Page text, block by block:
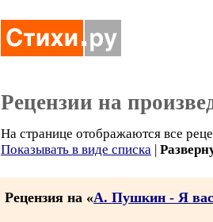
Рецензии на
На странице отображаются все
Показывать в виде списка |
Рецензия на «А. Пушкин - Я